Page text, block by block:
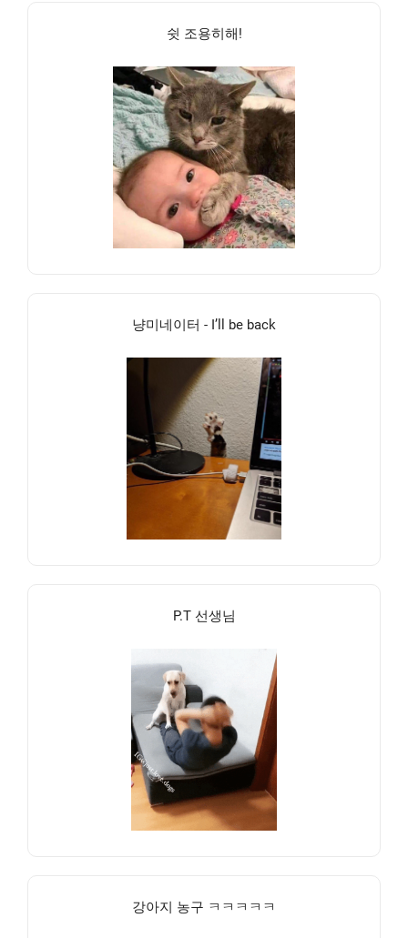
쉿 조용히해!
냥미네이터 - I’ll be back
P.T 선생님
강아지 농구 ㅋㅋㅋㅋㅋ